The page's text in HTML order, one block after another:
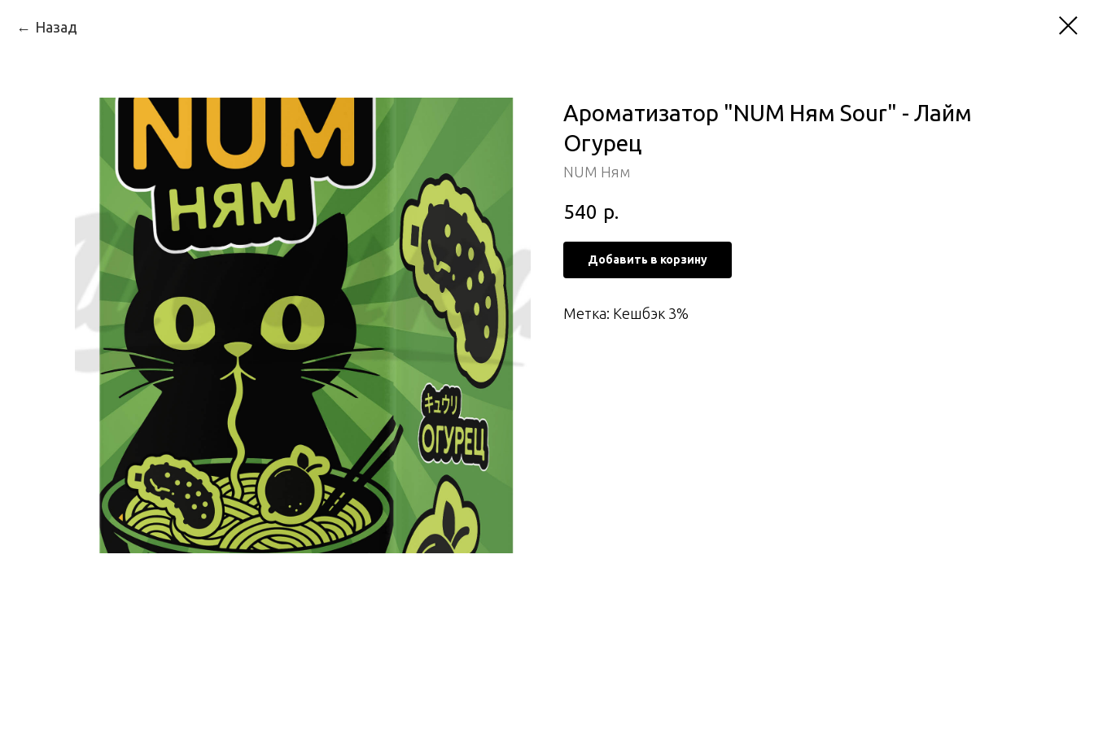
Назад
Ароматизатор "NUM Ням Sour" - Лайм
Огурец
NUM Ням
540 р.
Добавить в корзину
Метка: Кешбэк 3%